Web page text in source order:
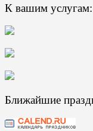
К вашим услугам:
Ближайшие